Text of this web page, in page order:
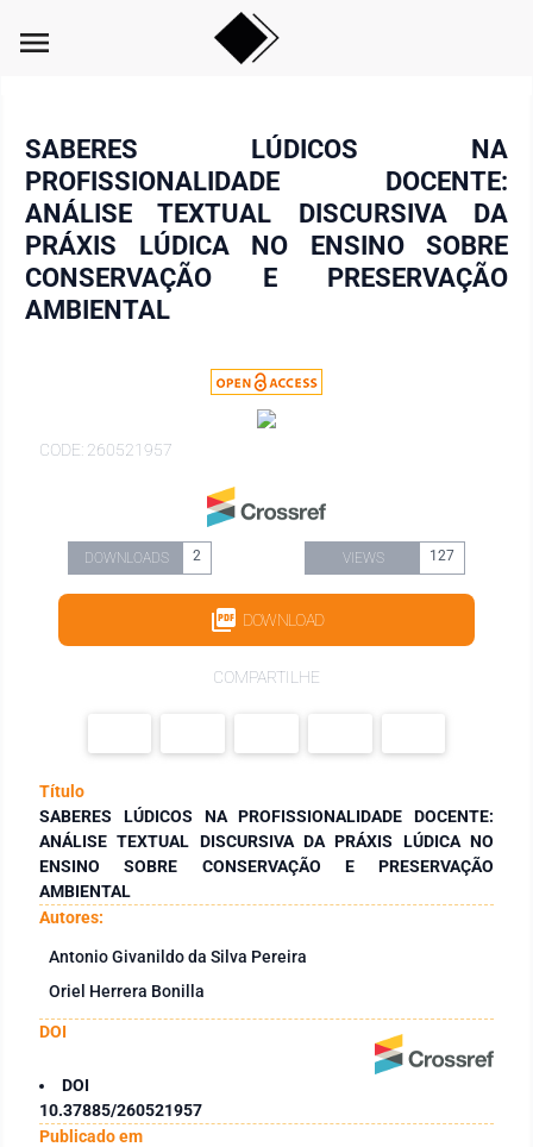
menu
SABERES LÚDICOS NA
PROFISSIONALIDADE DOCENTE:
ANÁLISE TEXTUAL DISCURSIVA DA
PRÁXIS LÚDICA NO ENSINO SOBRE
CONSERVAÇÃO E PRESERVAÇÃO
AMBIENTAL
CODE: 260521957
DOWNLOADS 2 VIEWS 127
DOWNLOAD
COMPARTILHE
Título
SABERES LÚDICOS NA PROFISSIONALIDADE DOCENTE:
ANÁLISE TEXTUAL DISCURSIVA DA PRÁXIS LÚDICA NO
ENSINO SOBRE CONSERVAÇÃO E PRESERVAÇÃO
AMBIENTAL
Autores:
Antonio Givanildo da Silva Pereira
Oriel Herrera Bonilla
DOI
DOI
10.37885/260521957
Publicado em